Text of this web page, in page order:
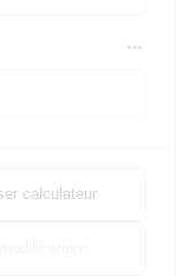
calculateur